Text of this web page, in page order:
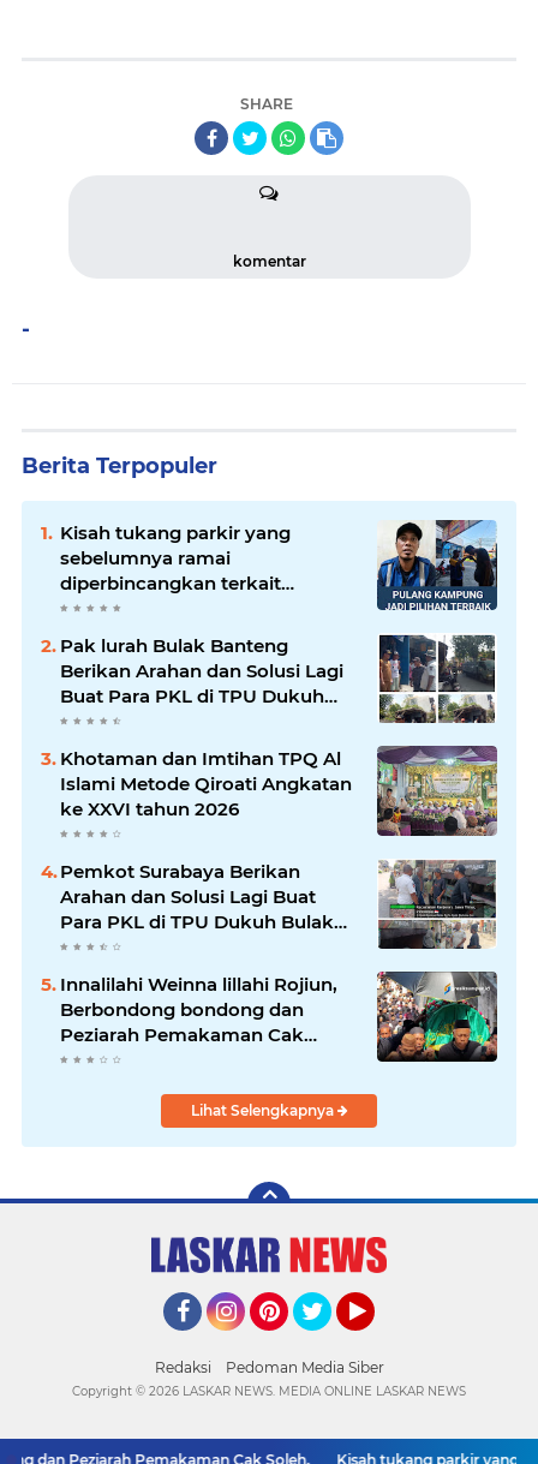
SHARE
komentar
-
Berita Terpopuler
Kisah tukang parkir yang
sebelumnya ramai
diperbincangkan terkait
persoalan parkir gratis di
sebuah minimarket di Bekasi
kini memasuki babak baru.
Pak lurah Bulak Banteng
Berikan Arahan dan Solusi Lagi
Buat Para PKL di TPU Dukuh
Bulak Banteng Surabaya
Khotaman dan Imtihan TPQ Al
Islami Metode Qiroati Angkatan
ke XXVI tahun 2026
Pemkot Surabaya Berikan
Arahan dan Solusi Lagi Buat
Para PKL di TPU Dukuh Bulak
Banteng Surabaya
Innalilahi Weinna lillahi Rojiun,
Berbondong bondong dan
Peziarah Pemakaman Cak
Soleh.
Lihat Selengkapnya
Redaksi Pedoman Media Siber
Peziarah Pemakaman Cak Soleh. Kisah tukang parkir yang
Copyright © 2026 LASKAR NEWS. MEDIA ONLINE LASKAR NEWS